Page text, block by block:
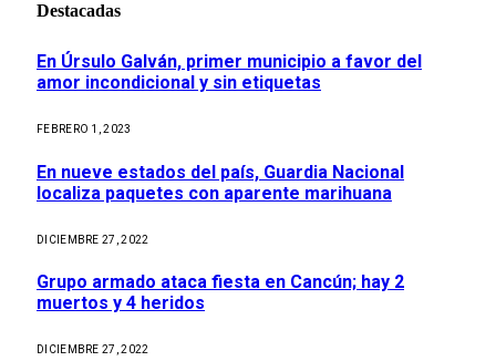
Destacadas
En Úrsulo Galván, primer municipio a favor del
amor incondicional y sin etiquetas
FEBRERO 1, 2023
En nueve estados del país, Guardia Nacional
localiza paquetes con aparente marihuana
DICIEMBRE 27, 2022
Grupo armado ataca fiesta en Cancún; hay 2
muertos y 4 heridos
DICIEMBRE 27, 2022